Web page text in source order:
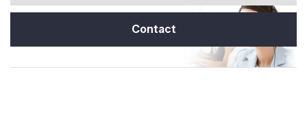
Contact